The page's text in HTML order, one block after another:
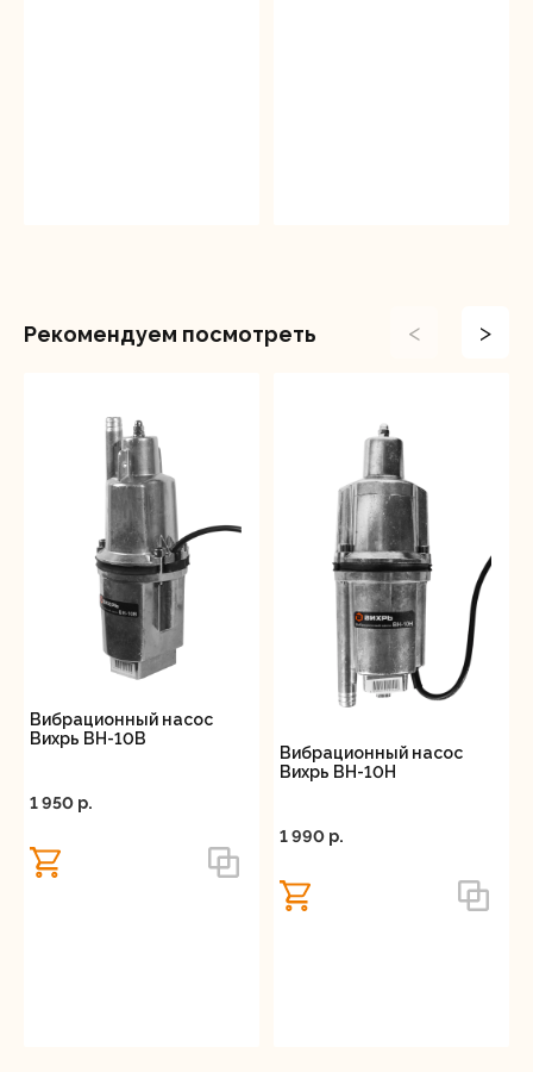
Рекомендуем посмотреть < >
Вибрационный насос
Вихрь ВН-10В
1 950 p.
Вибрационный насос
Вихрь ВН-10Н
1 990 p.